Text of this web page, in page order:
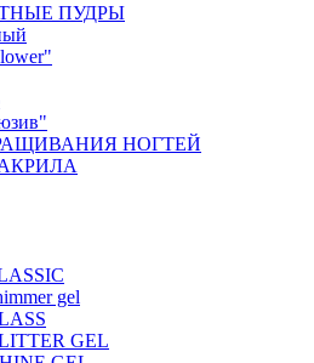
ПУДРЫ
НОГТЕЙ
gel
GEL